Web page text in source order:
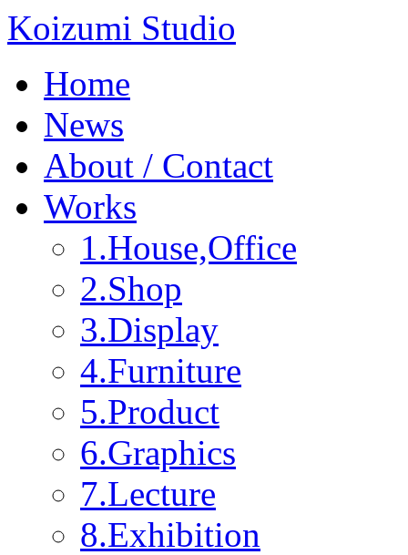
Koizumi Studio
Home
News
About / Contact
Works
1.House,Office
2.Shop
3.Display
4.Furniture
5.Product
6.Graphics
7.Lecture
8.Exhibition